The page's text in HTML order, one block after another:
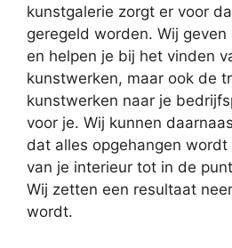
kunstgalerie zorgt er voor
geregeld worden. Wij
en helpen je bij het vinden
kunstwerken, maar ook de
kunstwerken naar je
voor je. Wij kunnen
dat alles opgehangen
van je interieur tot in de
Wij zetten een resultaat
wordt.